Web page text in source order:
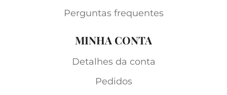
Perguntas frequentes
MINHA CONTA
Detalhes da conta
Pedidos